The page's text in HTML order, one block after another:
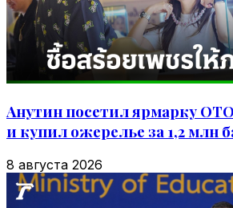
Анутин посетил ярмарку
и купил ожерелье за 1,2 млн
8 августа 2026